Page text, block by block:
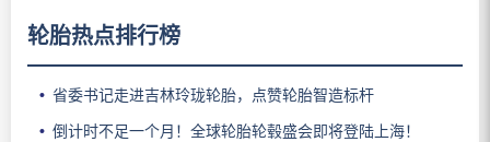
轮胎热点排行榜
省委书记走进吉林玲珑轮胎，点赞轮胎智造标杆
倒计时不足一个月！全球轮胎轮毂盛会即将登陆上海！